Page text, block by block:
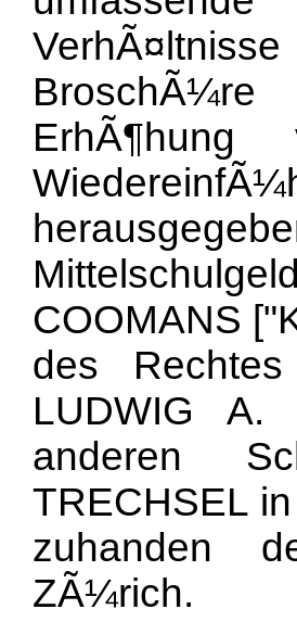
COOMANS
des
LUDWIG
anderen
TRECHSEL
zuhanden
ZÃ¼rich.